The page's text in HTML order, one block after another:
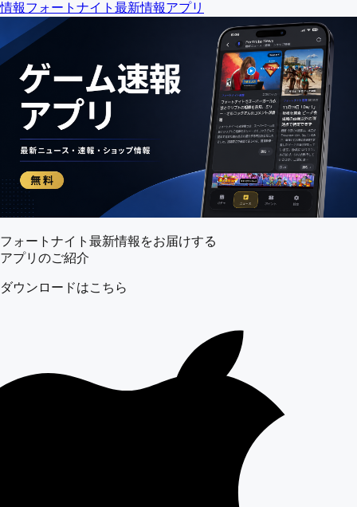
情報フォートナイト最新情報アプリ
フォートナイト最新情報をお届けする
アプリのご紹介
ダウンロードはこちら